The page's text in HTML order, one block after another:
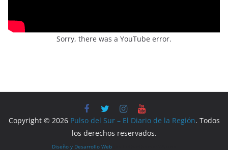
Sorry, there was a YouTube error.
Copyright © 2026 Pulso del Sur – El Diario de la Región. Todos
los derechos reservados.
Diseño y Desarrollo Web